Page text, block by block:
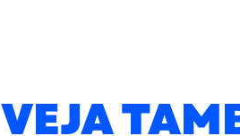
VEJA